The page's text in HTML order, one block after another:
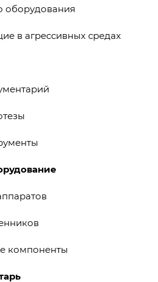
оборудования
в агрессивных средах
компоненты